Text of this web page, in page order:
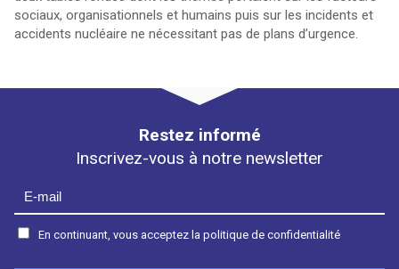
sociaux, organisationnels et humains puis sur les incidents et
accidents nucléaire ne nécessitant pas de plans d’urgence.
Restez informé
Inscrivez-vous à notre newsletter
En continuant, vous acceptez la politique de confidentialité